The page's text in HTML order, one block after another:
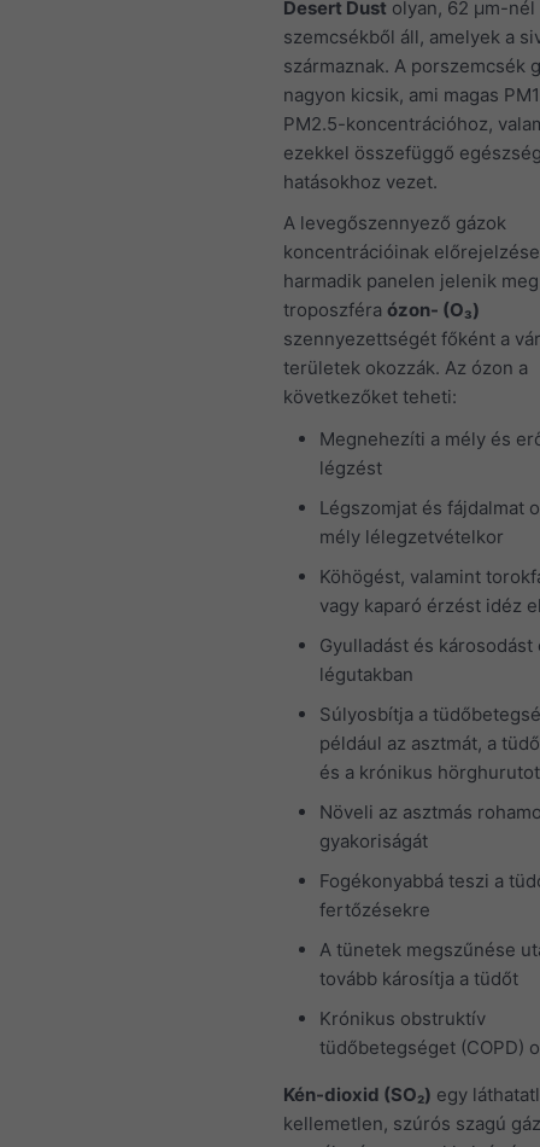
Desert Dust olyan, 62 μm-
szemcsékből áll, amelyek a
származnak. A porszemcsék
nagyon kicsik, ami magas
PM2.5-koncentrációhoz,
ezekkel összefüggő
hatásokhoz vezet.
A levegőszennyező gázok
koncentrációinak
harmadik panelen jelenik
troposzféra ózon- (O₃)
szennyezettségét főként a
területek okozzák. Az ózon a
következőket teheti:
Megnehezíti a mély és
légzést
Légszomjat és fájdalmat
mély lélegzetvételkor
Köhögést, valamint
vagy kaparó érzést idéz
Gyulladást és károsodást
légutakban
Súlyosbítja a
például az asztmát, a
és a krónikus hörghurutot
Növeli az asztmás
gyakoriságát
Fogékonyabbá teszi a
fertőzésekre
A tünetek megszűnése
tovább károsítja a tüdőt
Krónikus obstruktív
tüdőbetegséget (COPD)
Kén-dioxid (SO₂) egy
kellemetlen, szúrós szagú